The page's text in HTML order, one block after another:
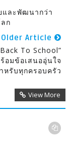
และพัฒนากว่า
ก
Older Article
To School”
อมข้อเสนออุ่นใจ
หรับทุกครอบครัว
View More